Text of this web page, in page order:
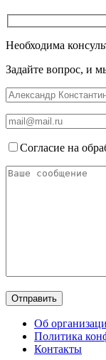
Необходима
Задайте вопрос, и
Согласие на
Об
Политика
Контакты